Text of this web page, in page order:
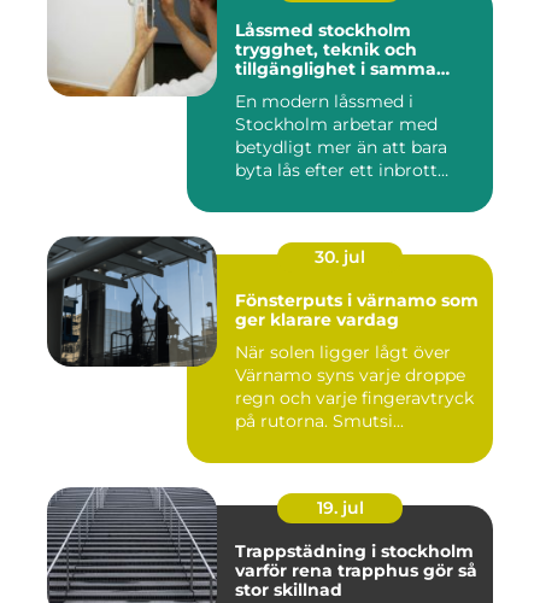
Låssmed stockholm
trygghet, teknik och
tillgänglighet i samma
En modern låssmed i
Stockholm arbetar med
betydligt mer än att bara
byta lås efter ett inbrott
30. jul
Fönsterputs i värnamo som
ger klarare vardag
När solen ligger lågt över
Värnamo syns varje droppe
regn och varje fingeravtryck
på rutorna. Smutsi...
19. jul
Trappstädning i stockholm
varför rena trapphus gör så
stor skillnad